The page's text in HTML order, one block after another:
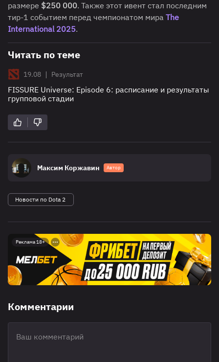
размере $250 000. Также этот ивент стал последним
тир-1 событием перед чемпионатом мира The
International 2025.
Читать по теме
19.08 | Результат
FISSURE Universe: Episode 6: расписание и результаты
групповой стадии
Максим Коржавин Автор
Новости по Dota 2
Реклама 18+
Комментарии